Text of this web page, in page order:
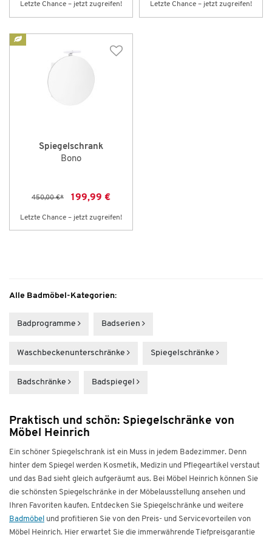
Letzte Chance – jetzt zugreifen! Letzte Chance – jetzt zugreifen!
Spiegelschrank
Bono
450,00 €* 199,99 €
Letzte Chance – jetzt zugreifen!
Alle Badmöbel-Kategorien:
Badprogramme Bad­serien
Waschbecken­unterschränke Spiegelschränke
Badschränke Badspiegel
Praktisch und schön: Spiegelschränke von
Möbel Heinrich
Ein schöner Spiegelschrank ist ein Muss in jedem Badezimmer. Denn
hinter dem Spiegel werden Kosmetik, Medizin und Pflegeartikel verstaut
und das Bad sieht gleich aufgeräumt aus. Bei Möbel Heinrich können Sie
die schönsten Spiegelschränke in der Möbelausstellung ansehen und
Ihren Favoriten kaufen. Entdecken Sie Spiegelschränke und weitere
Badmöbel und profitieren Sie von den Preis- und Servicevorteilen von
Möbel Heinrich. Hier erwartet Sie die immerwährende Tiefpreisgarantie